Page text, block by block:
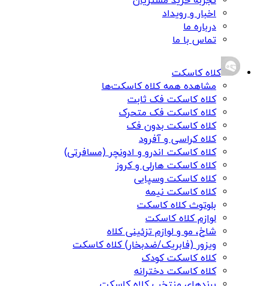
اخبار و رویداد
درباره ما
تماس با ما
کلاه کاسکت
مشاهده همه کلاه کاسکت‌ها
کلاه کاسکت فک ثابت
کلاه کاسکت فک متحرک
کلاه کاسکت بدون فک
کلاه کراسی و آفرود
کلاه کاسکت اندرو و ادونچر (مسافرتی)
کلاه کاسکت هارلی و کروز
کلاه کاسکت وسپایی
کلاه کاسکت نیمه
بلوتوث کلاه کاسکت
لوازم کلاه کاسکت
شاخ، مو و لوازم تزئینی کلاه
ویزور (فابریک/ضدبخار) کلاه کاسکت
کلاه کاسکت کودک
کلاه کاسکت دخترانه